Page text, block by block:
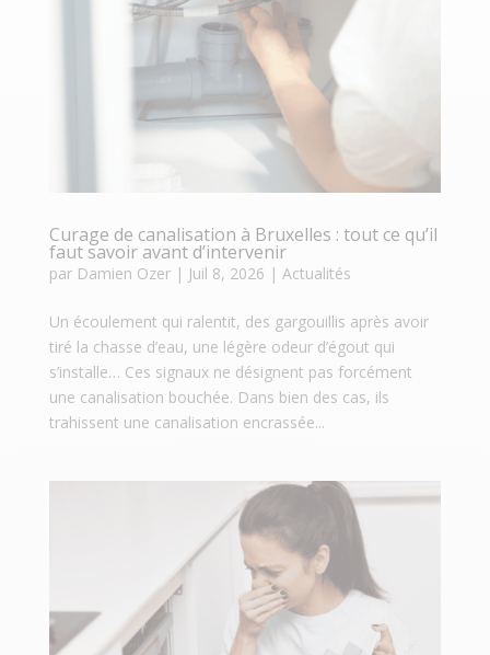
Curage de canalisation à Bruxelles : tout ce qu’il
faut savoir avant d’intervenir
par Damien Ozer| Juil 8, 2026 | Actualités
Un écoulement qui ralentit, des gargouillis après avoir
tiré la chasse d’eau, une légère odeur d’égout qui
s’installe… Ces signaux ne désignent pas forcément
une canalisation bouchée. Dans bien des cas, ils
trahissent une canalisation encrassée...